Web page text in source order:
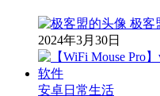
极客
2024年3月30日
安卓日常生活